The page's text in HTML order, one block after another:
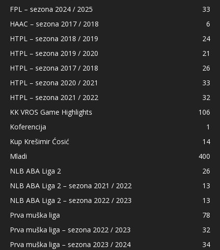
FPL – sezona 2024 / 2025
33
HAAC – sezona 2017 / 2018
6
HTPL – sezona 2018 / 2019
24
HTPL – sezona 2019 / 2020
21
HTPL – sezona 2017 / 2018
26
HTPL – sezona 2020 / 2021
33
HTPL – sezona 2021 / 2022
32
KK VROS Game Highlights
106
Koferencija
1
Kup Krešimir Ćosić
14
Mladi
400
NLB ABA Liga 2
26
NLB ABA Liga 2 – sezona 2021 / 2022
13
NLB ABA Liga 2 – sezona 2022 / 2023
13
Prva muška liga
78
Prva muška liga – sezona 2022 / 2023
32
Prva muška liga – sezona 2023 / 2024
34